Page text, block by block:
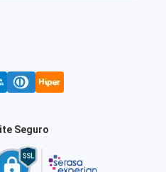
Seguro